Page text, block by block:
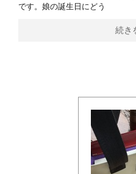
です。娘の誕生日にどう
続き